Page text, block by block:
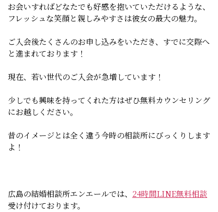
無料相談
お知らせ
お会いすればどなたでも好感を抱いていただけるような、
フレッシュな笑顔と親しみやすさは彼女の最大の魅力。
ご入会後たくさんのお申し込みをいただき、すでに交際へ
と進まれております！
現在、若い世代のご入会が急増しています！
少しでも興味を持ってくれた方はぜひ無料カウンセリング
にお越しください。
昔のイメージとは全く違う今時の相談所にびっくりします
よ！
広島の結婚相談所エンエールでは、 24時間LINE無料相談
受け付けております。